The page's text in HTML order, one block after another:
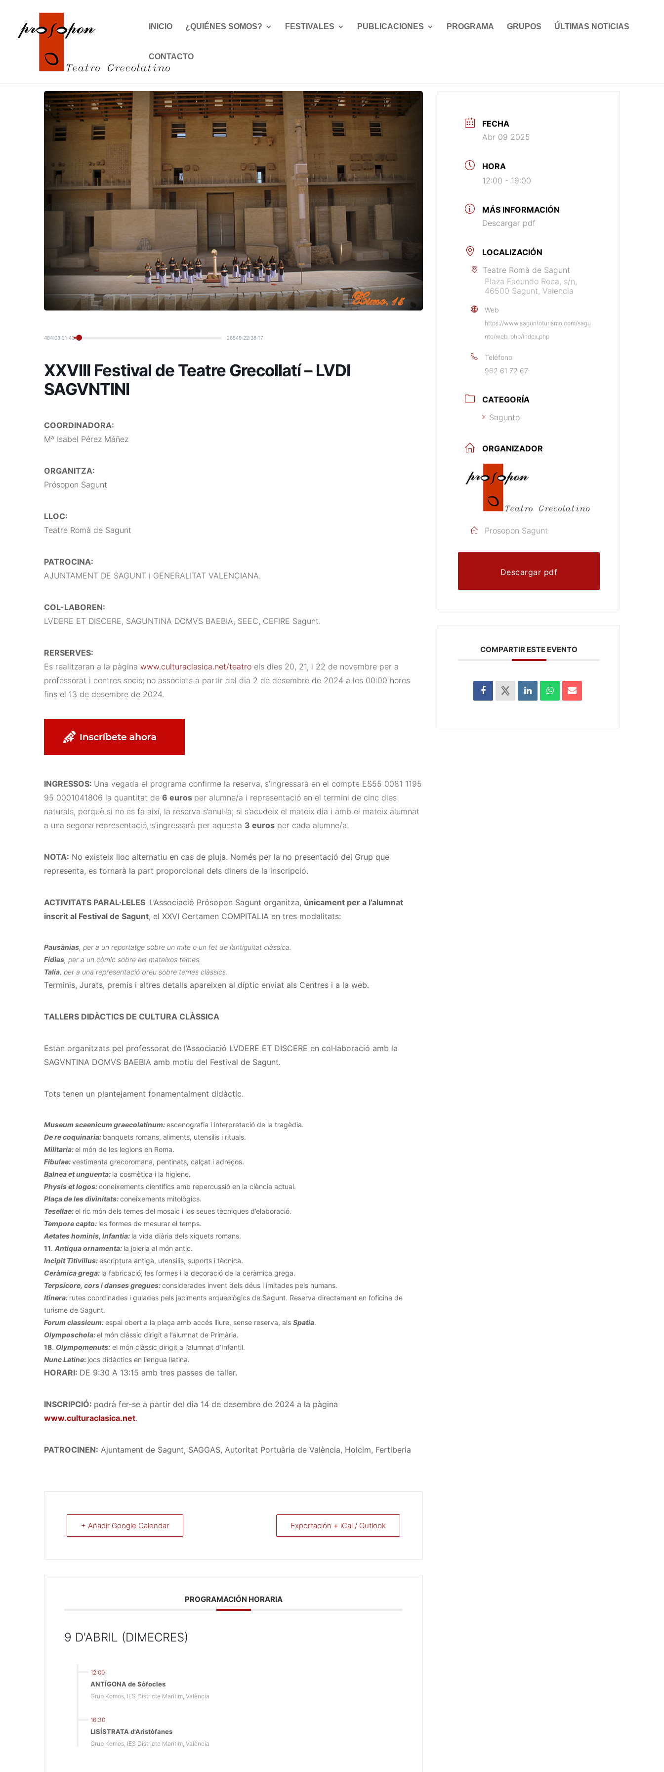
INICIO ¿QUIÉNES SOMOS? FESTIVALES PUBLICACIONES PROGRAMA GRUPOS ÚLTIMAS NOTICIAS
CONTACTO
Inicio Events - Prosopon Teatro Sagunto
484:08:21:44 26549:22:38:16
XXVIII Festival de Teatre Grecollatí – LVDI
SAGVNTINI
COORDINADORA:
Mª Isabel Pérez Máñez
ORGANITZA:
Prósopon Sagunt
LLOC:
Teatre Romà de Sagunt
PATROCINA:
AJUNTAMENT DE SAGUNT i GENERALITAT VALENCIANA.
COL-LABOREN:
LVDERE ET DISCERE, SAGUNTINA DOMVS BAEBIA, SEEC, CEFIRE Sagunt.
RERSERVES:
Es realitzaran a la pàgina www.culturaclasica.net/teatro els dies 20, 21, i 22 de novembre per a
professorat i centres socis; no associats a partir del dia 2 de desembre de 2024 a les 00:00 hores
fins el 13 de desembre de 2024.
INGRESSOS: Una vegada el programa confirme la reserva, s’ingressarà en el compte ES55 0081 1195
95 0001041806 la quantitat de 6 euros per alumne/a i representació en el termini de cinc dies
naturals, perquè si no es fa així, la reserva s’anul·la; si s’acudeix el mateix dia i amb el mateix alumnat
a una segona representació, s’ingressarà per aquesta 3 euros per cada alumne/a.
NOTA: No existeix lloc alternatiu en cas de pluja. Només per la no presentació del Grup que
representa, es tornarà la part proporcional dels diners de la inscripció.
ACTIVITATS PARAL·LELES L’Associació Prósopon Sagunt organitza, únicament per a l’alumnat
inscrit al Festival de Sagunt, el XXVI Certamen COMPITALIA en tres modalitats:
Pausànias, per a un reportatge sobre un mite o un fet de l’antiguitat clàssica.
Fídias, per a un còmic sobre els mateixos temes.
Talia, per a una representació breu sobre temes clàssics.
Terminis, Jurats, premis i altres detalls apareixen al díptic enviat als Centres i a la web.
TALLERS DIDÀCTICS DE CULTURA CLÀSSICA
Estan organitzats pel professorat de l’Associació LVDERE ET DISCERE en col·laboració amb la
SAGVNTINA DOMVS BAEBIA amb motiu del Festival de Sagunt.
Tots tenen un plantejament fonamentalment didàctic.
Museum scaenicum graecolatinum:escenografia i interpretació de la tragèdia.
De re coquinaria: banquets romans, aliments, utensilis i rituals.
Militaria:el món de les legions en Roma.
Fibulae:vestimenta grecoromana, pentinats, calçat i adreços.
Balnea et unguenta: la cosmètica i la higiene.
Physis et logos:coneixements científics amb repercussió en la ciència actual.
Plaça de les divinitats:coneixements mitològics.
Tesellae:el ric món dels temes del mosaic i les seues tècniques d’elaboració.
Tempore capto: les formes de mesurar el temps.
Aetates hominis, Infantia: la vida diària dels xiquets romans.
11. Antiqua ornamenta: la joieria al món antic.
Incipit Titivillus:escriptura antiga, utensilis, suports i tècnica.
Ceràmica grega: la fabricació, les formes i la decoració de la ceràmica grega.
Terpsícore, cors i danses gregues:considerades invent dels déus i imitades pels humans.
Itinera: rutes coordinades i guiades pels jaciments arqueològics de Sagunt. Reserva directament en l’oficina de
turisme de Sagunt.
Forum classicum:espai obert a la plaça amb accés lliure, sense reserva, als Spatia.
Olymposchola:el món clàssic dirigit a l’alumnat de Primària.
18. Olympomenuts: el món clàssic dirigit a l’alumnat d’Infantil.
Nunc Latine: jocs didàctics en llengua llatina.
HORARI: DE 9:30 A 13:15 amb tres passes de taller.
INSCRIPCIÓ: podrà fer-se a partir del dia 14 de desembre de 2024 a la pàgina
www.culturaclasica.net.
PATROCINEN: Ajuntament de Sagunt, SAGGAS, Autoritat Portuària de València, Holcim, Fertiberia
+ Añadir Google Calendar Exportación + iCal / Outlook
PROGRAMACIÓN HORARIA
9 D'ABRIL (DIMECRES)
12:00
ANTÍGONA de Sòfocles
Grup Komos, IES Districte Marítim, València
16:30
LISÍSTRATA d'Aristòfanes
Grup Komos, IES Districte Marítim, València
FECHA
Abr 09 2025
HORA
12:00 - 19:00
MÁS INFORMACIÓN
Descargar pdf
LOCALIZACIÓN
Teatre Romà de Sagunt
Plaza Facundo Roca, s/n,
46500 Sagunt, Valencia
Web
https://www.saguntoturismo.com/sagu
nto/web_php/index.php
Teléfono
962 61 72 67
CATEGORÍA
Sagunto
ORGANIZADOR
Prosopon Sagunt
Descargar pdf
COMPARTIR ESTE EVENTO